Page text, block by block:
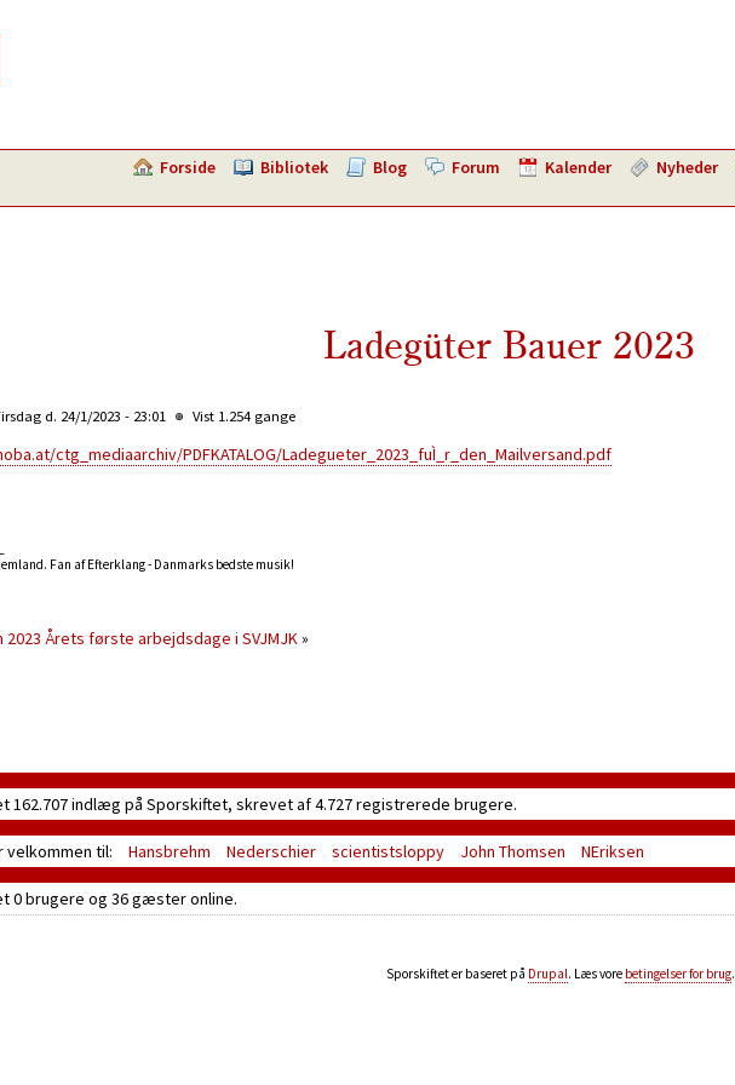
Forside Bibliotek Blog Forum Kalender Nyheder
Ladegüter Bauer 2023
d. 24/1/2023 - 23:01 Vist 1.254 gange
ctg_mediaarchiv/PDFKATALOG/Ladegueter_2023_fuÌ_r_den_Mailversand.pdf
Fan af Efterklang - Danmarks bedste musik!
2023 Årets første arbejdsdage i SVJMJK»
162.707 indlæg på Sporskiftet, skrevet af 4.727 registrerede brugere.
til: Hansbrehm Nederschier scientistsloppy John Thomsen NEriksen
0 brugere og 36 gæsteronline.
Sporskiftet er baseret på Drupal. Læs vore betingelser for brug.